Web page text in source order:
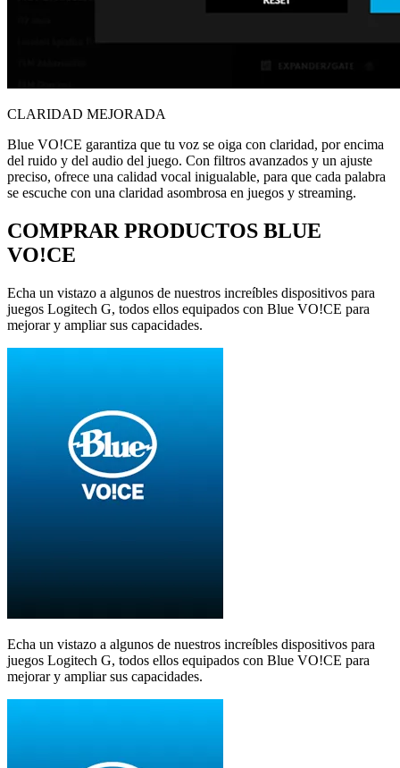
CLARIDAD MEJORADA
Blue VO!CE garantiza que tu voz se oiga con claridad, por encima
del ruido y del audio del juego. Con filtros avanzados y un ajuste
preciso, ofrece una calidad vocal inigualable, para que cada palabra
se escuche con una claridad asombrosa en juegos y streaming.
COMPRAR PRODUCTOS BLUE
VO!CE
Echa un vistazo a algunos de nuestros increíbles dispositivos para
juegos Logitech G, todos ellos equipados con Blue VO!CE para
mejorar y ampliar sus capacidades.
Echa un vistazo a algunos de nuestros increíbles dispositivos para
juegos Logitech G, todos ellos equipados con Blue VO!CE para
mejorar y ampliar sus capacidades.